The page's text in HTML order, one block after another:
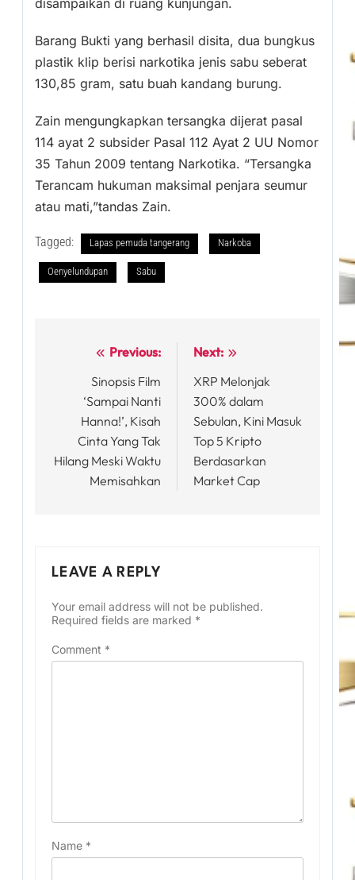
disampaikan di ruang kunjungan.
Barang Bukti yang berhasil disita, dua bungkus
plastik klip berisi narkotika jenis sabu seberat
130,85 gram, satu buah kandang burung.
Zain mengungkapkan tersangka dijerat pasal
114 ayat 2 subsider Pasal 112 Ayat 2 UU Nomor
35 Tahun 2009 tentang Narkotika. “Tersangka
Terancam hukuman maksimal penjara seumur
atau mati,”tandas Zain.
Tagged: Lapas pemuda tangerang Narkoba
Oenyelundupan Sabu
navigation
Previous:
Sinopsis Film
‘Sampai Nanti
Hanna!’, Kisah
Cinta Yang Tak
Hilang Meski Waktu
Memisahkan
Next:
XRP Melonjak
300% dalam
Sebulan, Kini Masuk
Top 5 Kripto
Berdasarkan
Market Cap
LEAVE A REPLY
Your email address will not be published.
Required fields are marked *
Comment *
Name *